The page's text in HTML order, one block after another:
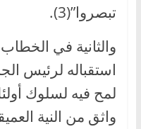
تبصروا”(3).
والثانية في
استقباله لرئيس
لمح فيه لسلوك
واثق من النية